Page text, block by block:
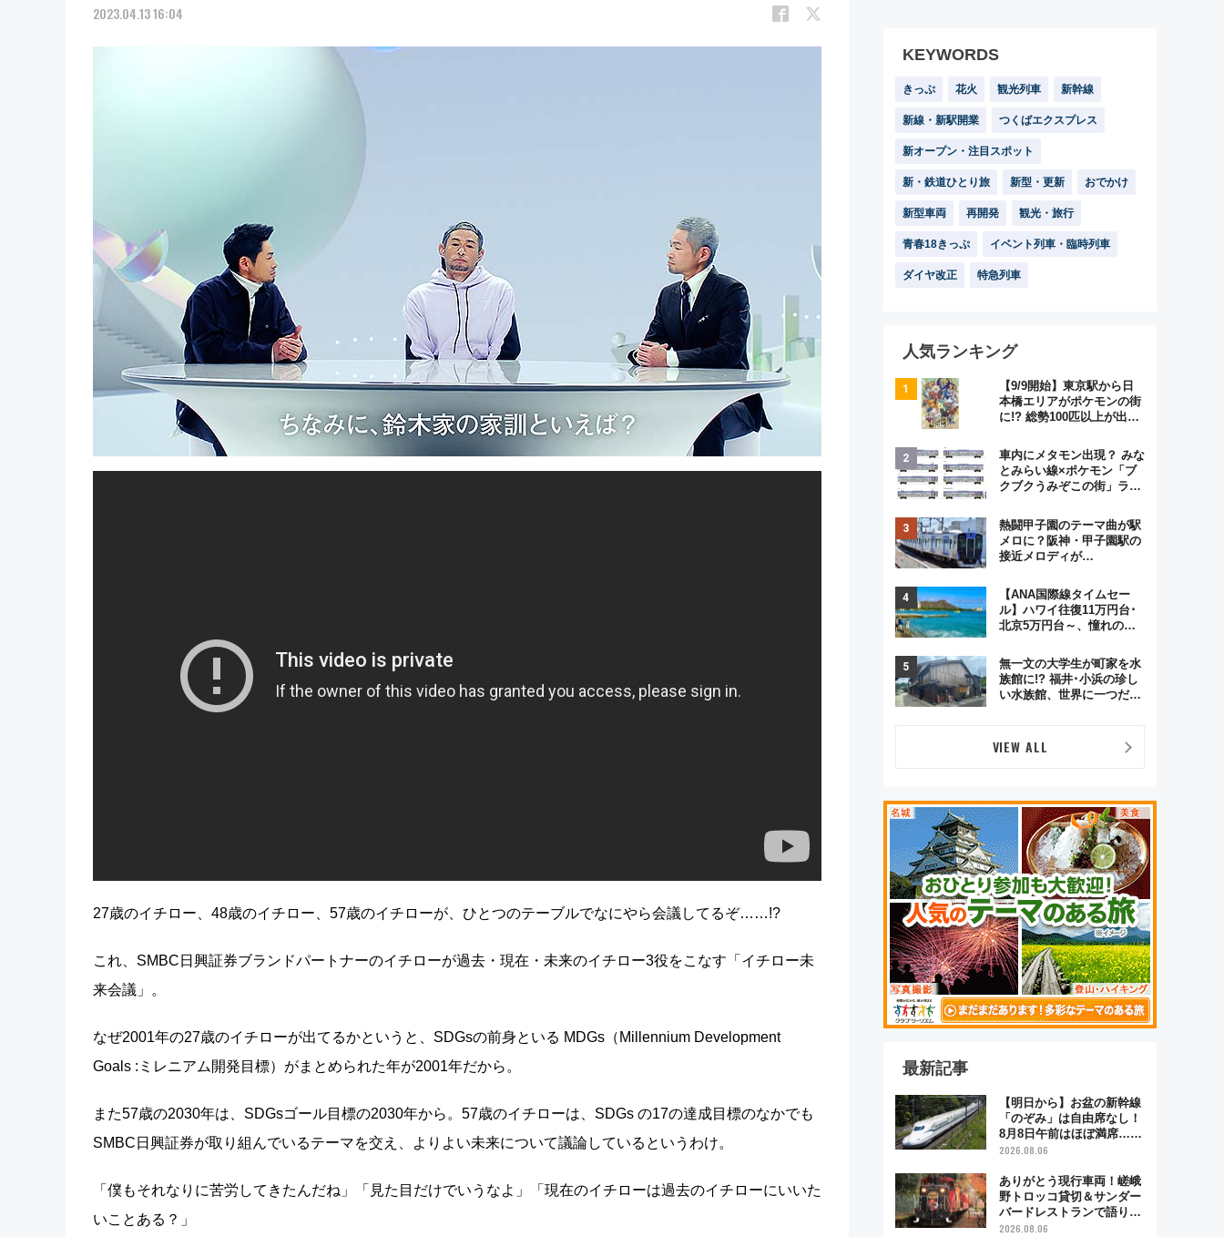
2023.04.13 16:04
27歳のイチロー、48歳のイチロー、57歳のイチローが、ひとつのテーブルでなにやら会議してるぞ……!?
これ、SMBC日興証券ブランドパートナーのイチローが過去・現在・未来のイチロー3役をこなす「イチロー未
来会議」。
なぜ2001年の27歳のイチローが出てるかというと、SDGsの前身といる MDGs（Millennium Development
Goals :ミレニアム開発目標）がまとめられた年が2001年だから。
また57歳の2030年は、SDGsゴール目標の2030年から。57歳のイチローは、SDGs の17の達成目標のなかでも
SMBC日興証券が取り組んでいるテーマを交え、よりよい未来について議論しているというわけ。
「僕もそれなりに苦労してきたんだね」「見た目だけでいうなよ」「現在のイチローは過去のイチローにいいた
いことある？」
KEYWORDS
きっぷ 花火 観光列車 新幹線
新線・新駅開業 つくばエクスプレス
新オープン・注目スポット
新・鉄道ひとり旅 新型・更新 おでかけ
新型車両 再開発 観光・旅行
青春18きっぷ イベント列車・臨時列車
ダイヤ改正 特急列車
人気ランキング
【9/9開始】東京駅から日
本橋エリアがポケモンの街
に!? 総勢100匹以上が出現
格謎解き・グッズ情報まと
め
車内にメタモン出現？ みな
とみらい線×ポケモン「ブ
クブクうみぞこの街」ラッ
この夏は直通列車で横浜
へ！
熱闘甲子園のテーマ曲が駅
メロに？阪神・甲子園駅の
接近メロディが
実アレンジの特別仕様へ、
8月5日始発から
【ANA国際線タイムセー
ル】ハワイ往復11万円台･
北京5万円台～、憧れのビ
GW旅行まで狙える激アツ
路線まとめ（8/10まで）
無一文の大学生が町家を水
族館に!? 福井･小浜の珍し
い水族館、世界に一つだけ
第2弾
VIEW ALL
最新記事
【明日から】お盆の新幹線
「のぞみ」は自由席なし！
8月8日午前はほぼ満席…で
も数時間ズラせば空きが見
「空席」探しのコツ
2026.08.06
ありがとう現行車両！嵯峨
野トロッコ貸切＆サンダー
バードレストランで語り合
う秋の京都 斉藤雪乃＆福
2026.08.06